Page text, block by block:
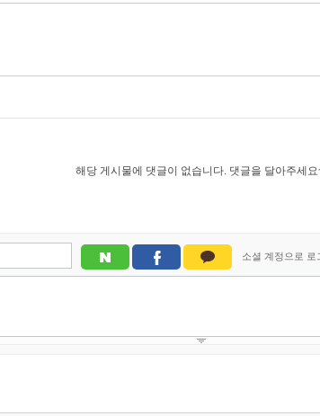
해당 게시물에 댓글이 없습니다. 댓글을 달아주세요